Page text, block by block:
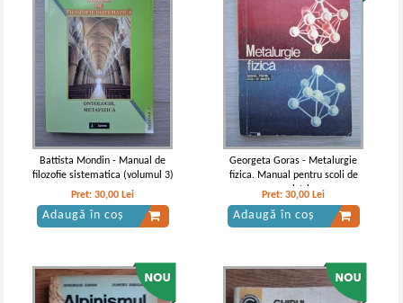
Battista Mondin - Manual de
filozofie sistematica (volumul 3)
Pret:30,00 Lei
Adaugă în coș
Georgeta Goras - Metalurgie
fizica. Manual pentru scoli de
maistri
Pret:30,00 Lei
Adaugă în coș